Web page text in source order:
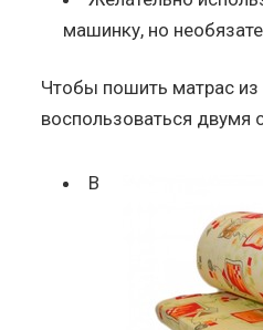
машинку, но
Чтобы пошить матрас
воспользоваться двумя
В